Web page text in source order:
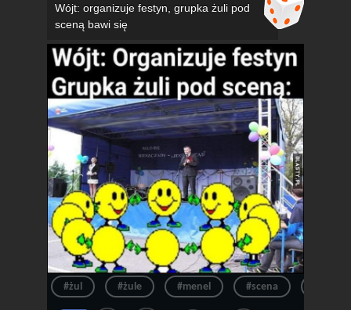
Wójt: organizuje festyn, grupka żuli pod
sceną bawi się
#żul #żule #menel #scena